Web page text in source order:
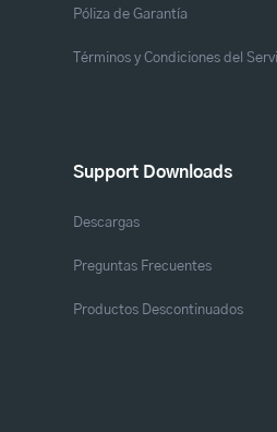
Póliza de Garantía
Términos y Condiciones del
Support Downloads
Descargas
Preguntas Frecuentes
Productos Descontinuados